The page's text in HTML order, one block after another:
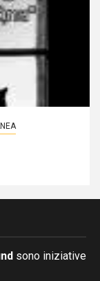
sono iniziative